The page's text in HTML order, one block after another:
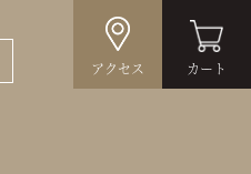
アクセス カート